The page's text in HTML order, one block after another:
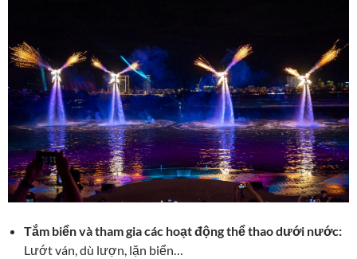
Tắm biển và tham gia các hoạt động thể thao dưới nước:
Lướt ván, dù lượn, lặn biển…